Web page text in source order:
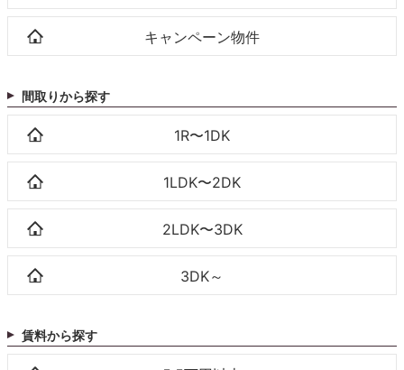
キャンペーン物件
間取りから探す
1R〜1DK
1LDK〜2DK
2LDK〜3DK
3DK～
賃料から探す